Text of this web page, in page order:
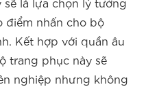
sẽ là lựa chọn lý tưởng
điểm nhấn cho bộ
Kết hợp với quần âu
trang phục này sẽ
nghiệp nhưng không